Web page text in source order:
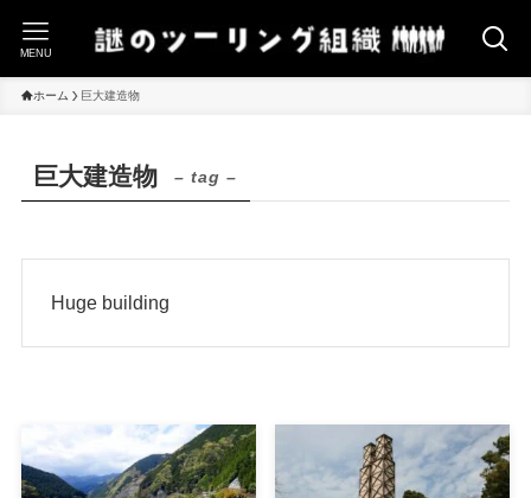
MENU
ホーム 巨大建造物
巨大建造物 – tag –
Huge building